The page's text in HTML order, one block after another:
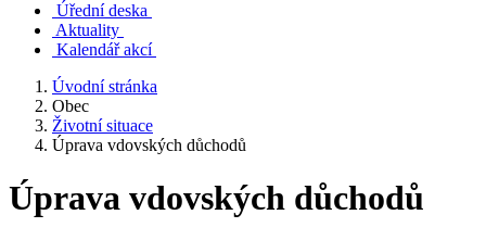
Úřední deska
Aktuality
Kalendář akcí
Úvodní stránka
Obec
Životní situace
Úprava vdovských důchodů
Úprava vdovských důchodů